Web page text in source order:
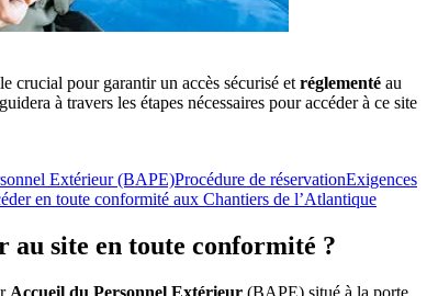
crucial pour garantir un accès sécurisé et réglementé au
à travers les étapes nécessaires pour accéder à ce site
Extérieur (BAPE)Procédure de réservationExigences
en toute conformité aux Chantiers de l’Atlantique
au site en toute conformité ?
Accueil du Personnel Extérieur (BAPE) situé à la porte